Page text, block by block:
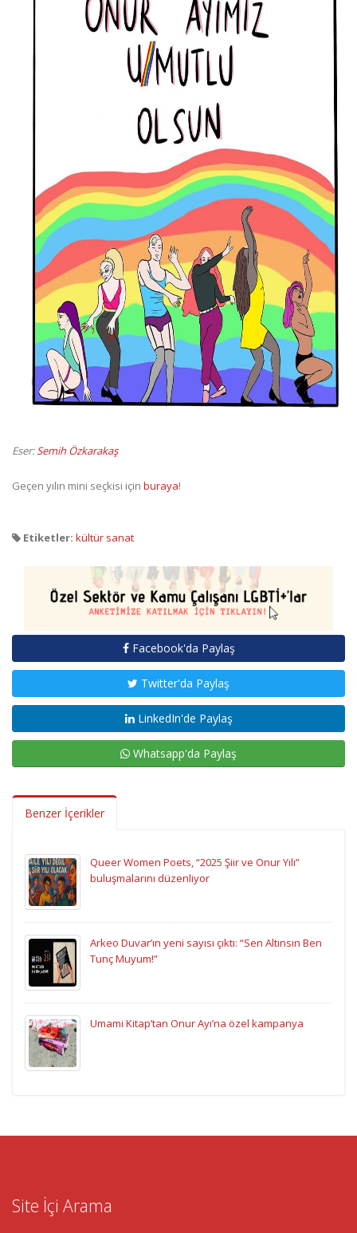
Eser:Semih Özkarakaş
Geçen yılın mini seçkisi için buraya!
Etiketler: kültür sanat
Facebook'da Paylaş
Twitter'da Paylaş
LinkedIn'de Paylaş
Whatsapp'da Paylaş
Benzer İçerikler
Queer Women Poets, “2025 Şiir ve Onur Yılı”
buluşmalarını düzenliyor
Arkeo Duvar’ın yeni sayısı çıktı: “Sen Altınsın Ben
Tunç Muyum!”
Umami Kitap’tan Onur Ayı’na özel kampanya
Site İçi Arama